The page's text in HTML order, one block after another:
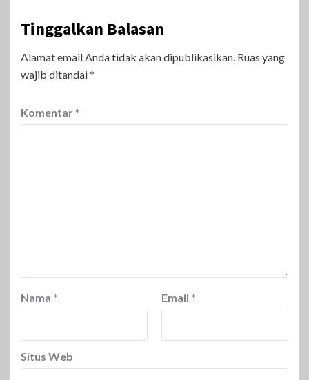
Tinggalkan Balasan
Alamat email Anda tidak akan dipublikasikan. Ruas yang
wajib ditandai*
Komentar *
Nama * Email *
Situs Web